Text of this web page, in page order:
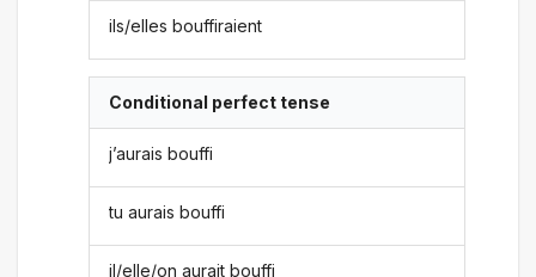
ils/elles bouffiraient
Conditional perfect tense
j’aurais bouffi
tu aurais bouffi
il/elle/on aurait bouffi